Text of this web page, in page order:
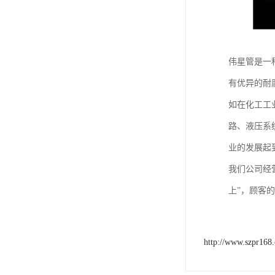
伟星管是一
有优异的耐
如在化工工
路、液压系
业的发展起
我们公司经
上”，顾客
http://